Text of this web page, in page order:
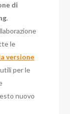
di
.
le
versione
per le
nuovo